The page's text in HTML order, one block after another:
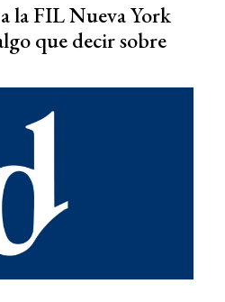
la FIL Nueva York
que decir sobre